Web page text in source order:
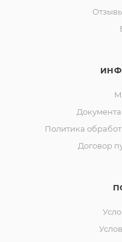
Политика
Договор